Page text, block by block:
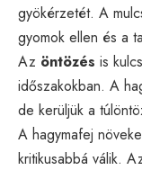
gyökérzetét. A
gyomok ellen és a
Az öntözés is
időszakokban. A
de kerüljük a
A hagymafej
kritikusabbá válik.